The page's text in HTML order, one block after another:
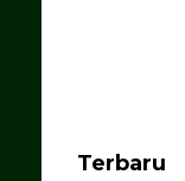
Terbaru